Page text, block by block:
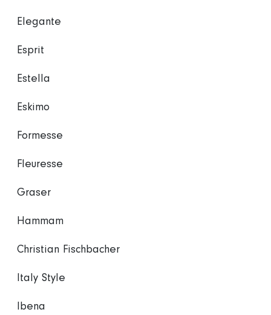
Elegante
Esprit
Estella
Eskimo
Formesse
Fleuresse
Graser
Hammam
Christian Fischbacher
Italy Style
Ibena